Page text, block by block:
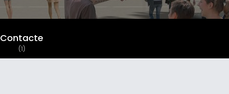
Contacte
(1)